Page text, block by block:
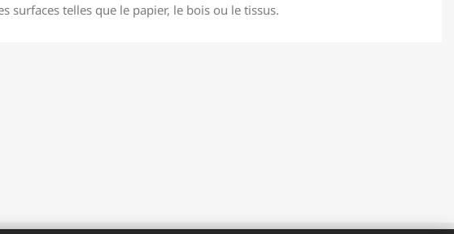
surfaces telles que le papier, le bois ou le tissus.